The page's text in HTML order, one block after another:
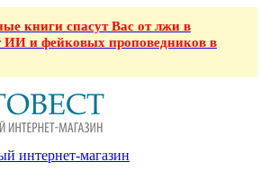
книги спасут Вас от лжи в
ИИ и фейковых проповедников в
интернет-магазин